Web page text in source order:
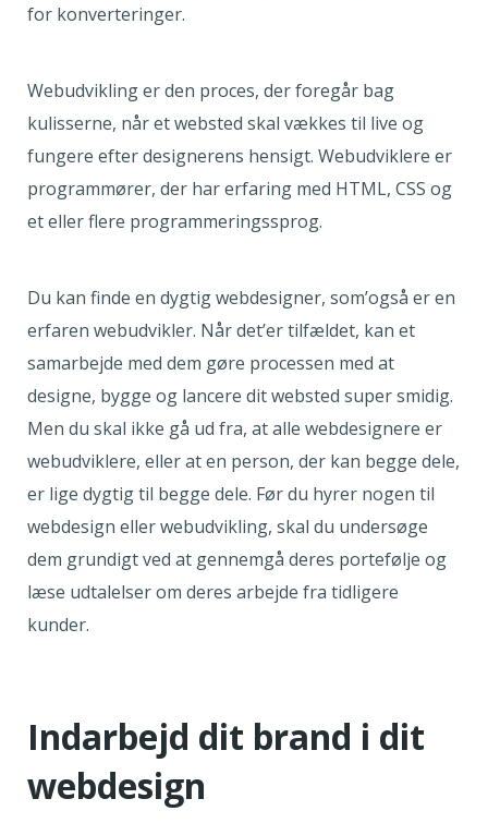
for konverteringer.
Webudvikling er den proces, der foregår bag
kulisserne, når et websted skal vækkes til live og
fungere efter designerens hensigt. Webudviklere er
programmører, der har erfaring med HTML, CSS og
et eller flere programmeringssprog.
Du kan finde en dygtig webdesigner, som’også er en
erfaren webudvikler. Når det’er tilfældet, kan et
samarbejde med dem gøre processen med at
designe, bygge og lancere dit websted super smidig.
Men du skal ikke gå ud fra, at alle webdesignere er
webudviklere, eller at en person, der kan begge dele,
er lige dygtig til begge dele. Før du hyrer nogen til
webdesign eller webudvikling, skal du undersøge
dem grundigt ved at gennemgå deres portefølje og
læse udtalelser om deres arbejde fra tidligere
kunder.
Indarbejd dit brand i dit
webdesign